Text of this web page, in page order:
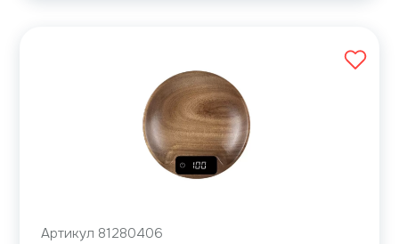
Артикул 81280406